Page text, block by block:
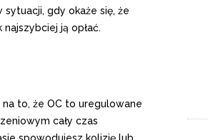
gdy okaże się, że
ją opłać.
to, że OC to uregulowane
cały czas